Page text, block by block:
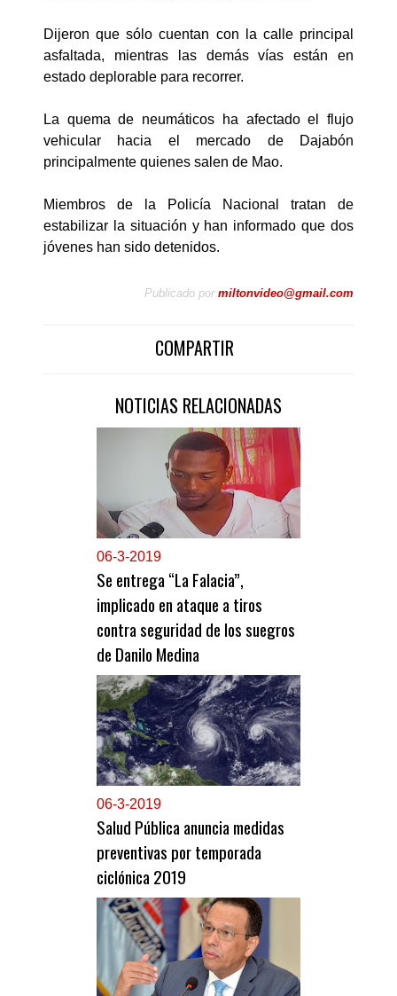
Dijeron que sólo cuentan con la calle principal
asfaltada, mientras las demás vías están en
estado deplorable para recorrer.
La quema de neumáticos ha afectado el flujo
vehicular hacia el mercado de Dajabón
principalmente quienes salen de Mao.
Miembros de la Policía Nacional tratan de
estabilizar la situación y han informado que dos
jóvenes han sido detenidos.
Publicado por miltonvideo@gmail.com
COMPARTIR
NOTICIAS RELACIONADAS
06-3-2019
Se entrega “La Falacia”,
implicado en ataque a tiros
contra seguridad de los suegros
de Danilo Medina
06-3-2019
Salud Pública anuncia medidas
preventivas por temporada
ciclónica 2019